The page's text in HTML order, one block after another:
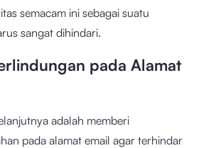
semacam ini sebagai suatu
sangat dihindari.
pada Alamat
adalah memberi
pada alamat email agar terhindar